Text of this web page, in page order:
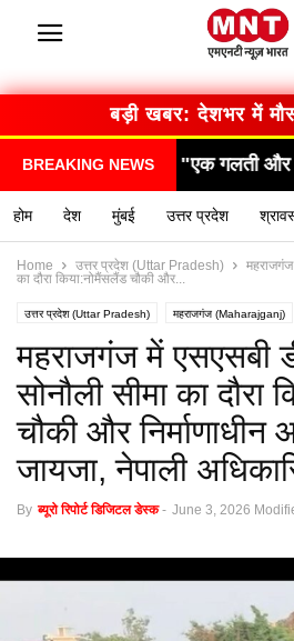
बड़ी खबर: सरकार का
BREAKING NEWS
खत्म… देखिए कैसे हुआ हादसा!"
होम देश मुंबई उत्तर प्रदेश
Home उत्तर प्रदेश (Uttar Pradesh)
का दौरा किया:नोमैंसलैंड चौकी और...
उत्तर प्रदेश (Uttar Pradesh) महराजगंज (Maharajganj)
महराजगंज में एसएसबी
सोनौली सीमा का दौरा
चौकी और निर्माणाधीन
जायजा, नेपाली
By ब्यूरो रिपोर्ट डिजिटल डेस्क - June 3, 2026